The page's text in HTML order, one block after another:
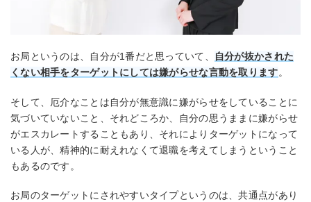
お局というのは、自分が1番だと思っていて、
自分が抜かされた
くない相手をターゲットにしては嫌がらせな言動を取ります。
そして、厄介なことは自分が無意識に嫌がらせをしていることに
気づいていないこと、それどころか、自分の思うままに嫌がらせ
がエスカレートすることもあり、それによりターゲットになって
いる人が、精神的に耐えれなくて退職を考えてしまうということ
もあるのです。
お局のターゲットにされやすいタイプというのは、共通点があり